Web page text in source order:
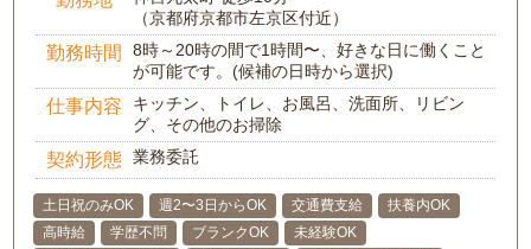
（京都府京都市左京区付近）
勤務時間
8時～20時の間で1時間〜、好きな日に働くこと
が可能です。(候補の日時から選択)
仕事内容
キッチン、トイレ、お風呂、洗面所、リビン
グ、その他のお掃除
契約形態 業務委託
土日祝のみOK 週2〜3日からOK 交通費支給
扶養内OK
高時給
学歴不問 ブランクOK
未経験OK